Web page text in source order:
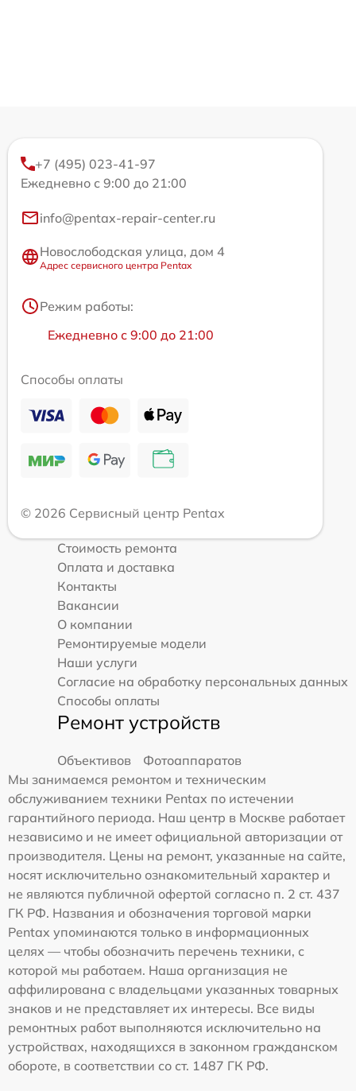
+7 (495) 023-41-97
Ежедневно с 9:00 до 21:00
info@pentax-repair-center.ru
Новослободская улица, дом 4
Адрес сервисного центра Pentax
Режим работы:
Ежедневно с 9:00 до 21:00
Способы оплаты
© 2026 Сервисный центр Pentax
Стоимость ремонта
Оплата и доставка
Контакты
Вакансии
О компании
Ремонтируемые модели
Наши услуги
Согласие на обработку персональных данных
Способы оплаты
Ремонт устройств
Объективов
Фотоаппаратов
Мы занимаемся ремонтом и техническим
обслуживанием техники Pentax по истечении
гарантийного периода. Наш центр в Москве работает
независимо и не имеет официальной авторизации от
производителя. Цены на ремонт, указанные на сайте,
носят исключительно ознакомительный характер и
не являются публичной офертой согласно п. 2 ст. 437
ГК РФ. Названия и обозначения торговой марки
Pentax упоминаются только в информационных
целях — чтобы обозначить перечень техники, с
которой мы работаем. Наша организация не
аффилирована с владельцами указанных товарных
знаков и не представляет их интересы. Все виды
ремонтных работ выполняются исключительно на
устройствах, находящихся в законном гражданском
обороте, в соответствии со ст. 1487 ГК РФ.